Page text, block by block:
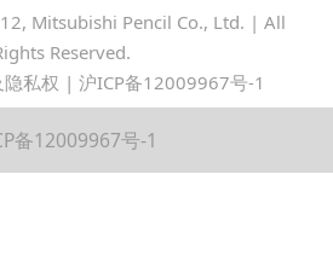
Mitsubishi Pencil Co., Ltd. | All
Reserved.
私权 | 沪ICP备12009967号-1
备12009967号-1